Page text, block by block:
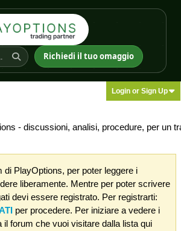
Richiedi il tuo omaggio
Login or Sign Up
- discussioni, analisi, procedure, per un
di PlayOptions, per poter leggere i
liberamente. Mentre per poter scrivere
devi essere registrato. Per registrarti:
per procedere. Per iniziare a vedere i
il forum che vuoi visitare dalla lista qui